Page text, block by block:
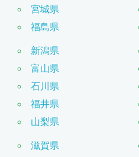
宮城県
福島県
新潟県
富山県
石川県
福井県
山梨県
滋賀県